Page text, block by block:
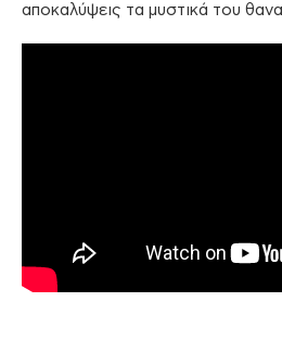
αποκαλύψεις τα μυστικά του